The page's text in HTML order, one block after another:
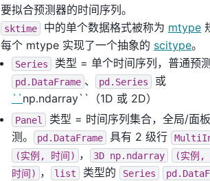
要拟合预测器的时间序列。
sktime 中的单个数据格式被称为 mtype
每个 mtype 实现了一个抽象的 scitype。
Series 类型 = 单个时间序列，普通预
pd.DataFrame 、 pd.Series
或
``np.ndarray``（1D 或 2D）
Panel
类型 = 时间序列集合，全局/面
测。
pd.DataFrame 具有 2 级行
(实例,
时间) ， 3D np.ndarray
(实例,
时间) ， list 类型的 Series